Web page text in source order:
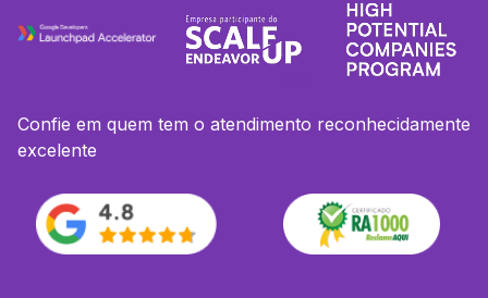
Confie em quem tem o atendimento reconhecidamente
excelente